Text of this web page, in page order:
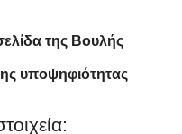
της Βουλής
υποψηφιότητας